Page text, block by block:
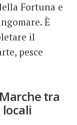
Fortuna e
È
il
pesce
tra